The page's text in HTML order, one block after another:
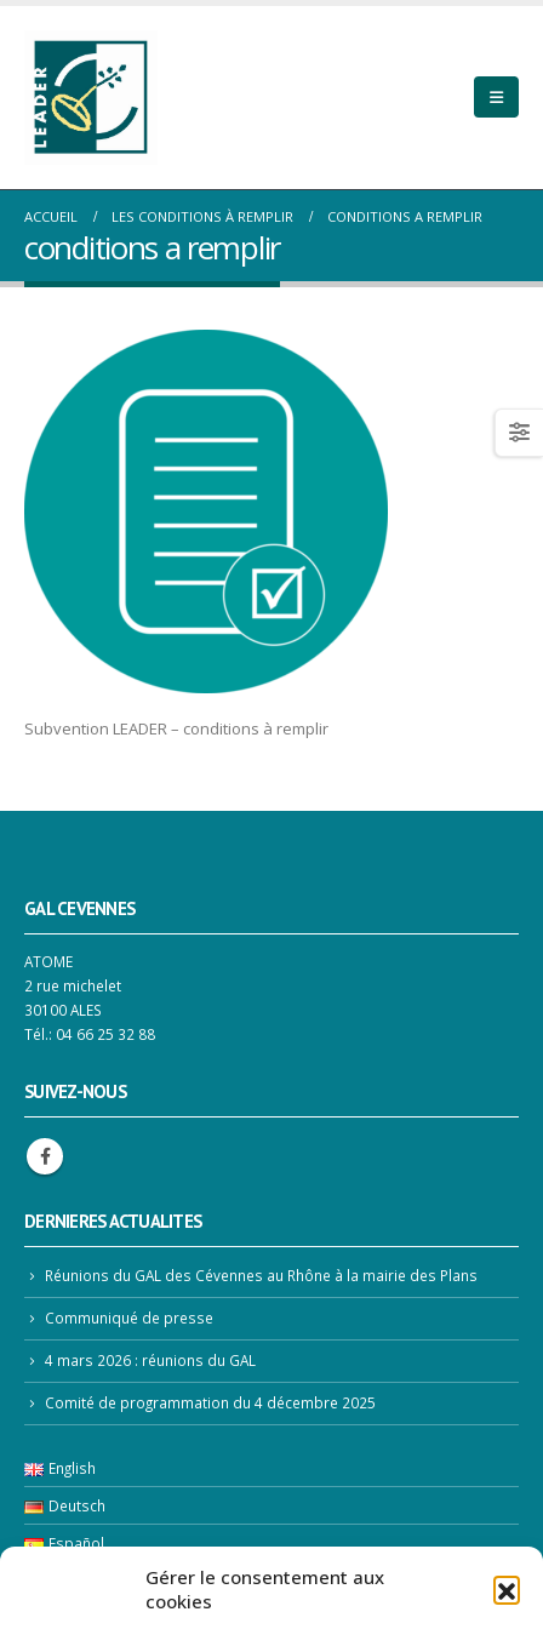
Gérer le consentement aux
cookies
ACCUEIL LES CONDITIONS À REMPLIR CONDITIONS A REMPLIR
conditions a remplir
Subvention LEADER – conditions à remplir
GAL CEVENNES
ATOME
2 rue michelet
30100 ALES
Tél.: 04 66 25 32 88
SUIVEZ-NOUS
DERNIERES ACTUALITES
Réunions du GAL des Cévennes au Rhône à la mairie des Plans
Communiqué de presse
4 mars 2026 : réunions du GAL
Comité de programmation du 4 décembre 2025
English
Deutsch
Español